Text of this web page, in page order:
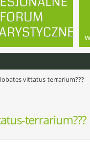
vittatus-terrarium???
terrarium???